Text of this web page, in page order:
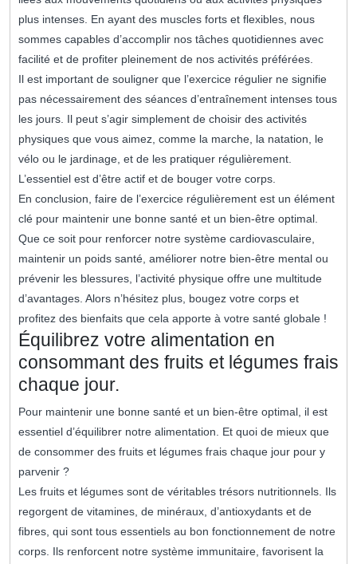
plus intenses. En ayant des muscles forts et flexibles, nous
sommes capables d’accomplir nos tâches quotidiennes avec
facilité et de profiter pleinement de nos activités préférées.
Il est important de souligner que l’exercice régulier ne signifie
pas nécessairement des séances d’entraînement intenses tous
les jours. Il peut s’agir simplement de choisir des activités
physiques que vous aimez, comme la marche, la natation, le
vélo ou le jardinage, et de les pratiquer régulièrement.
L’essentiel est d’être actif et de bouger votre corps.
En conclusion, faire de l’exercice régulièrement est un élément
clé pour maintenir une bonne santé et un bien-être optimal.
Que ce soit pour renforcer notre système cardiovasculaire,
maintenir un poids santé, améliorer notre bien-être mental ou
prévenir les blessures, l’activité physique offre une multitude
d’avantages. Alors n’hésitez plus, bougez votre corps et
profitez des bienfaits que cela apporte à votre santé globale !
Équilibrez votre alimentation en
consommant des fruits et légumes frais
chaque jour.
Pour maintenir une bonne santé et un bien-être optimal, il est
essentiel d’équilibrer notre alimentation. Et quoi de mieux que
de consommer des fruits et légumes frais chaque jour pour y
parvenir ?
Les fruits et légumes sont de véritables trésors nutritionnels. Ils
regorgent de vitamines, de minéraux, d’antioxydants et de
fibres, qui sont tous essentiels au bon fonctionnement de notre
corps. Ils renforcent notre système immunitaire, favorisent la